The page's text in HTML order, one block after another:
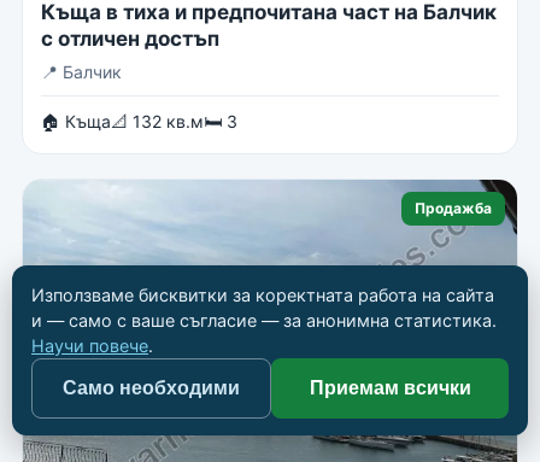
Къща в тиха и предпочитана част на Балчик
с отличен достъп
📍 Балчик
🏠 Къща📐 132 кв.м🛏 3
Продажба
Използваме бисквитки за коректната работа на сайта
и — само с ваше съгласие — за анонимна статистика.
Научи повече.
Само необходими Приемам всички